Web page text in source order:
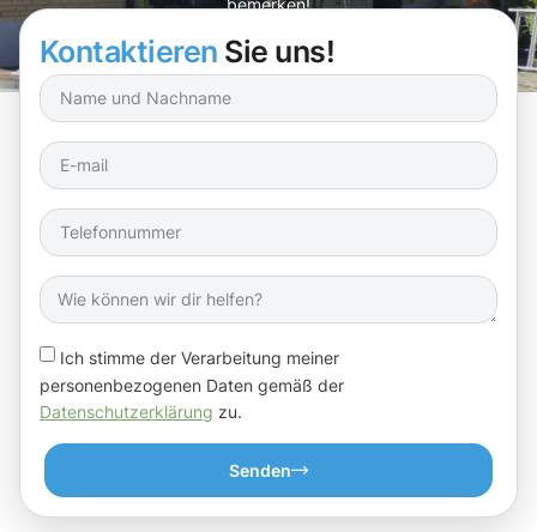
bemerken!
Kontaktieren Sie uns!
Ich stimme der Verarbeitung meiner
personenbezogenen Daten gemäß der
Datenschutzerklärung zu.
Senden